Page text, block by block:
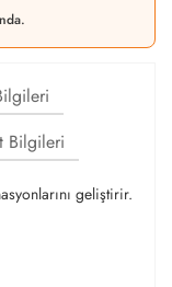
Bilgileri
geliştirir.